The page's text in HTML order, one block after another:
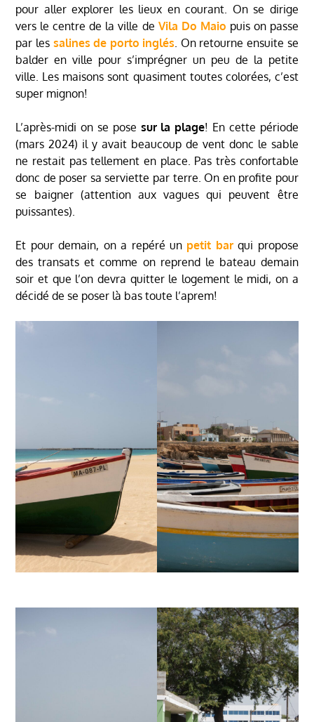
pour aller explorer les lieux en courant. On se dirige
vers le centre de la ville de Vila Do Maio puis on passe
par les salines de porto inglés . On retourne ensuite se
balder en ville pour s’imprégner un peu de la petite
ville. Les maisons sont quasiment toutes colorées, c’est
super mignon!
L’après-midi on se pose sur la plage! En cette période
(mars 2024) il y avait beaucoup de vent donc le sable
ne restait pas tellement en place. Pas très confortable
donc de poser sa serviette par terre. On en profite pour
se baigner (attention aux vagues qui peuvent être
puissantes).
Et pour demain, on a repéré un petit barqui propose
des transats et comme on reprend le bateau demain
soir et que l’on devra quitter le logement le midi, on a
décidé de se poser là bas toute l’aprem!